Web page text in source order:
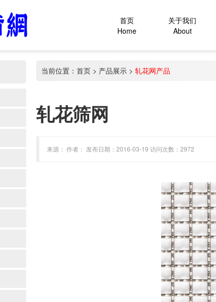
关于我们
About
首页
Home
当前位置： 首页 > 产品展示 > 轧花网产品
轧花筛网
来源： 作者： 发布日期：2016-03-19 访问次数：2972